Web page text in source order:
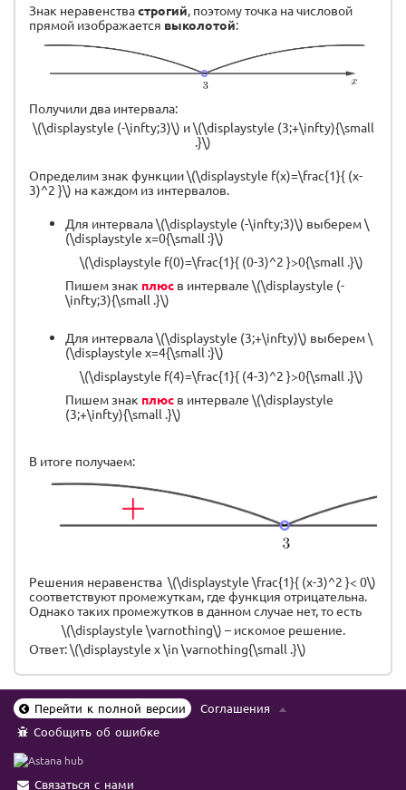
Знак неравенствастрогий, поэтому точка на числовой
прямой изображается выколотой:
Получили два интервала:
\(\displaystyle (-\infty;3)\) и \(\displaystyle (3;+\infty){\small
.}\)
Определим знак функции \(\displaystyle f(x)=\frac{1}{ (x-
3)^2 }\) на каждом из интервалов.
Для интервала \(\displaystyle (-\infty;3)\) выберем \
(\displaystyle x=0{\small :}\)
\(\displaystyle f(0)=\frac{1}{ (0-3)^2 }>0{\small .}\)
Пишем знак плюс в интервале \(\displaystyle (-
\infty;3){\small .}\)
Для интервала \(\displaystyle (3;+\infty)\) выберем \
(\displaystyle x=4{\small :}\)
\(\displaystyle f(4)=\frac{1}{ (4-3)^2 }>0{\small .}\)
Пишем знак плюс в интервале \(\displaystyle
(3;+\infty){\small .}\)
В итоге получаем:
Решения неравенства \(\displaystyle \frac{1}{ (x-3)^2 }< 0\)
соответствуют промежуткам, где функция отрицательна.
Однако таких промежутков в данном случае нет, то есть
\(\displaystyle \varnothing\) – искомое решение.
Ответ: \(\displaystyle x \in \varnothing{\small .}\)
Перейти к полной версии
Соглашения
Сообщить об ошибке
Связаться с нами